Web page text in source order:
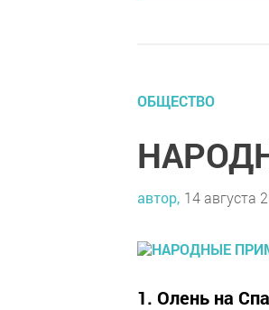
ОБЩЕСТВО
автор, 14 августа
1. Олень на